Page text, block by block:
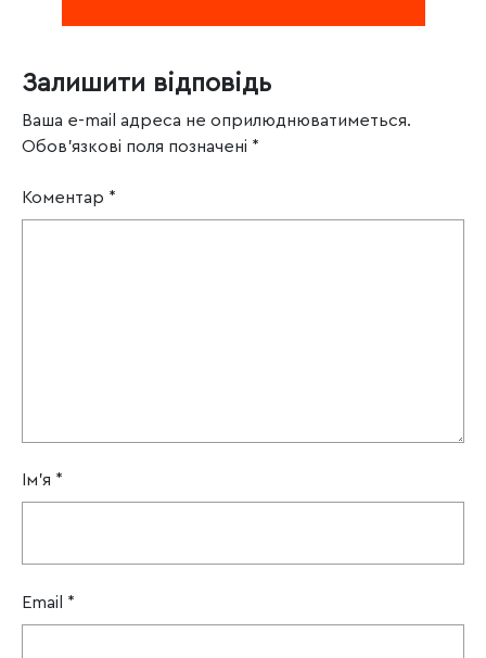
Залишити відповідь
Ваша e-mail адреса не оприлюднюватиметься.
Обов’язкові поля позначені *
Коментар *
Ім'я *
Email *